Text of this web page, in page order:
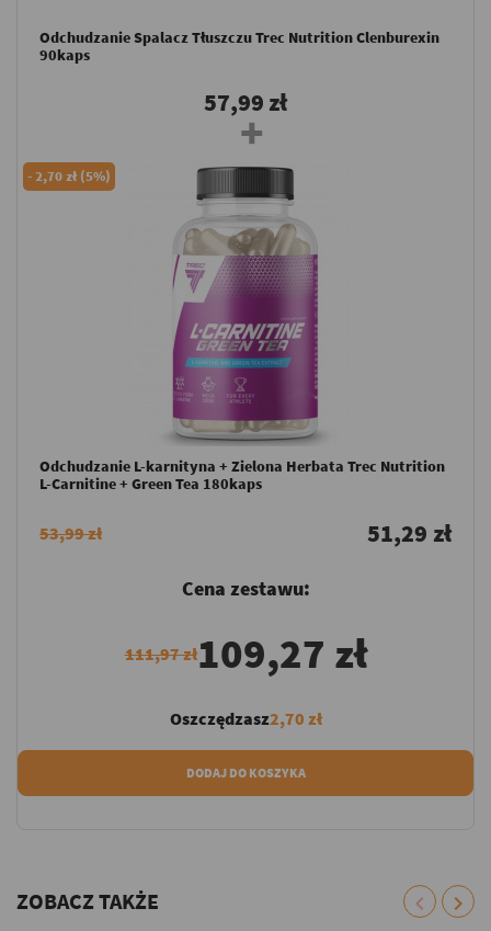
Odchudzanie Spalacz Tłuszczu Trec Nutrition Clenburexin
90kaps
57,99 zł
-2,70 zł (5%)
Odchudzanie L-karnityna + Zielona Herbata Trec Nutrition
L-Carnitine + Green Tea 180kaps
53,99 zł 51,29 zł
Cena zestawu:
111,97 zł109,27 zł
Oszczędzasz2,70 zł
DODAJ DO KOSZYKA
ZOBACZ TAKŻE chevron_right
chevron_left